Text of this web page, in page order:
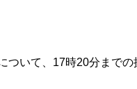
いて、17時20分まで